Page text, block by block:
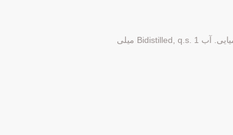
کولین کلراید, به من. 750 میلی گرم / گرم (معادل. 560 کولین میلی گرم / گرم)* سنتز شیمیایی. آب Bidistilled, q.s. 1 میلی